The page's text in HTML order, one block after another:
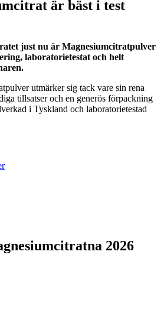
är bäst i test
just nu är Magnesiumcitratpulver
laboratorietestat och helt
utmärker sig tack vare sin rena
tillsatser och en generös förpackning
i Tyskland och laboratorietestad
na 2026